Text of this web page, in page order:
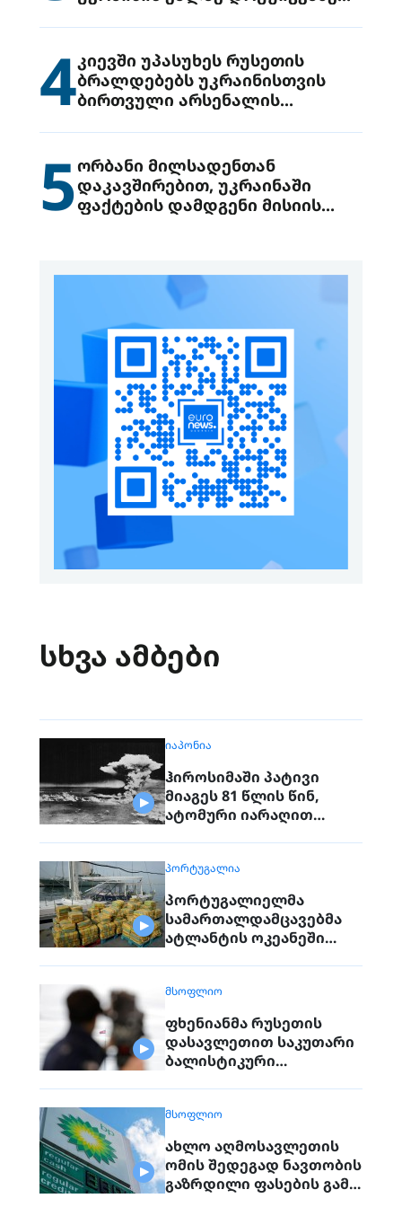
4კიევში უპასუხეს რუსეთის
ბრალდებებს უკრაინისთვის
ბირთვული არსენალის
5ორბანი მილსადენთან
დაკავშირებით, უკრაინაში
ფაქტების დამდგენი მისიის
სხვა ამბები
ᲘᲐᲞᲝᲜᲘᲐ
ჰიროსიმაში პატივი
მიაგეს 81 წლის წინ,
ატომური იარაღით
ᲞᲝᲠᲢᲣᲒᲐᲚᲘᲐ
პორტუგალიელმა
სამართალდამცავებმა
ატლანტის ოკეანეში
ᲛᲡᲝᲤᲚᲘᲝ
ფხენიანმა რუსეთის
დასავლეთით საკუთარი
ბალისტიკური
ᲛᲡᲝᲤᲚᲘᲝ
ახლო აღმოსავლეთის
ომის შედეგად ნავთობის
გაზრდილი ფასების გამო